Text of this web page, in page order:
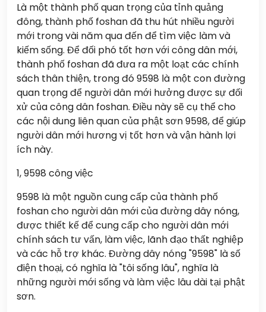
Là một thành phố quan trọng của tỉnh quảng
đông, thành phố foshan đã thu hút nhiều người
mới trong vài năm qua đến để tìm việc làm và
kiếm sống. Để đối phó tốt hơn với công dân mới,
thành phố foshan đã đưa ra một loạt các chính
sách thân thiện, trong đó 9598 là một con đường
quan trọng để người dân mới hưởng được sự đối
xử của công dân foshan. Điều này sẽ cụ thể cho
các nội dung liên quan của phật sơn 9598, để giúp
người dân mới hương vị tốt hơn và vận hành lợi
ích này.
1, 9598 công việc
9598 là một nguồn cung cấp của thành phố
foshan cho người dân mới của đường dây nóng,
được thiết kế để cung cấp cho người dân mới
chính sách tư vấn, làm việc, lãnh đạo thất nghiệp
và các hỗ trợ khác. Đường dây nóng "9598" là số
điện thoại, có nghĩa là "tôi sống lâu", nghĩa là
những người mới sống và làm việc lâu dài tại phật
sơn.